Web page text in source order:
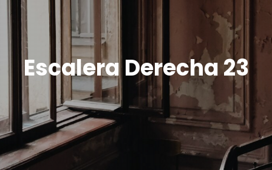
Escalera Derecha 23